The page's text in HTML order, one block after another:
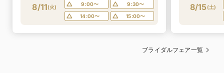
8/11(火) 9:00〜
9:30〜
14:00〜
15:00〜
8/15(土)
ブライダルフェア一覧